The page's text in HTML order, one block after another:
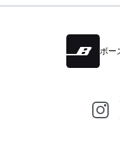
ボー